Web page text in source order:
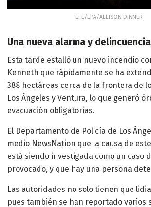
EFE/EPA/ALLISON DINNER
Una nueva alarma y delincuencia
Esta tarde estalló un nuevo incendio
Kenneth que rápidamente se ha
388 hectáreas cerca de la frontera de
Los Ángeles y Ventura, lo que generó
evacuación obligatorias.
El Departamento de Policía de Los
medio NewsNation que la causa de
está siendo investigada como un caso
provocado, y que hay una persona
Las autoridades no solo tienen que
pues también se han reportado varios